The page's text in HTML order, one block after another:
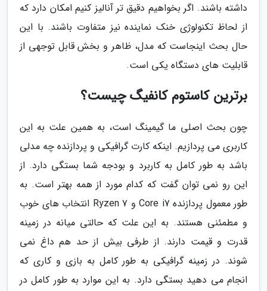
داشته باشند. اگر بخواهیم دقیق تر آنالیز کنیم امکان دارد که
از لحاظ تکنولوژی خنک نماینده نیز متفاوت باشند. با این
حال بحث اینجاست که مدل، ظاهر و بخش قابل توجهی از
قابلیت های دستگاه یکی است.
برترین کاستوم کانفیگ چیست؟
چون بحث اصلی ما گیمینگ است، به همین علت به این
کاربری می پردازیم. اینکه کارت گرافیکی و پردازنده چه مدلی
باشد به طور کامل به کاربرد و بودجه شما بستگی دارد. از
این رو نمی توان گفت که کدام مورد از همه بهتر است. به
طور معمول پردازنده Core i7 و Ryzen 7 انتخاب های خوب
و مطمئنی هستند. به این علت که حالتی میانه در زمینه
قدرت و قیمت دارند. از طرفی بیش از حد هم داغ نمی
شوند. در زمینه گرافیکی به طور کامل به بازی و کاری که
انجام می دهید بستگی دارد. به این موارد به طور کامل در